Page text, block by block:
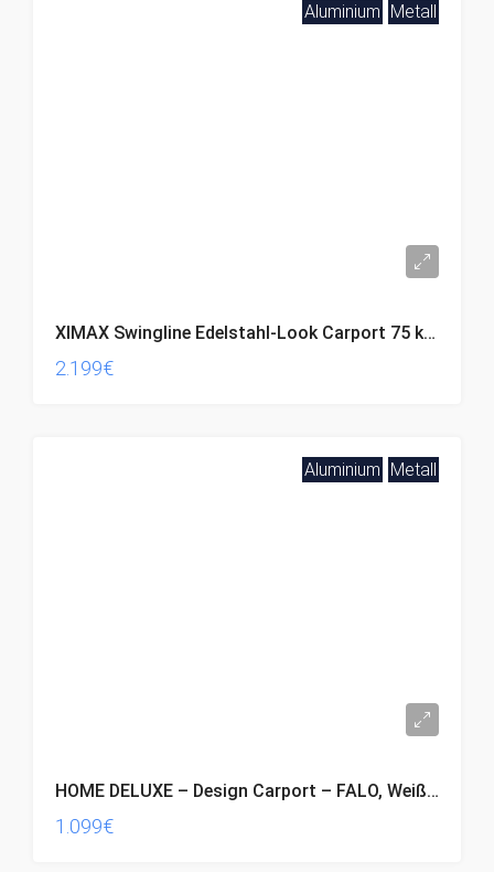
Aluminium Metall
XIMAX Swingline Edelstahl-Look Carport 75 kg/m2, 531 x 275 x 283 cm, Komplettbausatz
2.199€
Aluminium Metall
HOME DELUXE – Design Carport – FALO, Weiß – Maße: 505 x 300 x 226 / 240 cm – inkl. Montagematerial
1.099€